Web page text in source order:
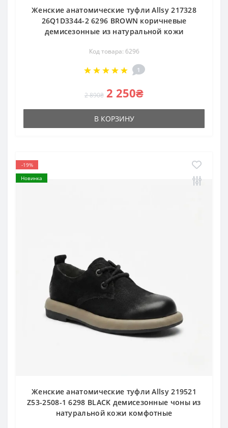
Женские анатомические туфли Allsy 217328
26Q1D3344-2 6296 BROWN коричневые
демисезонные из натуральной кожи
Код товара: 6296
1
2 890₴ 2 250₴
В КОРЗИНУ
-19%
Новинка
Женские анатомические туфли Allsy 219521
Z53-2508-1 6298 BLACK демисезонные чоны из
натуральной кожи комфотные